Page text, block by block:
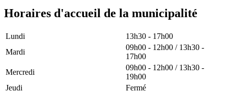
Horaires d'accueil de la municipalité
Lundi
13h30 - 17h00
Mardi
09h00 - 12h00 / 13h30 -
17h00
Mercredi
09h00 - 12h00 / 13h30 -
19h00
Jeudi
Fermé